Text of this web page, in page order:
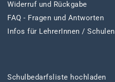
Widerruf und Rückgabe
FAQ - Fragen und Antworten
Infos für LehrerInnen / Schulen
Schulbedarfsliste hochladen